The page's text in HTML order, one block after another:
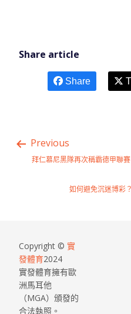
Share article
Share
Previous
拜仁慕尼黑隊再次稱霸德甲聯賽
如何避免沉迷博彩
Copyright © 實
發體育2024
實發體育擁有歐
洲馬耳他
（MGA）頒發的
合法執照。